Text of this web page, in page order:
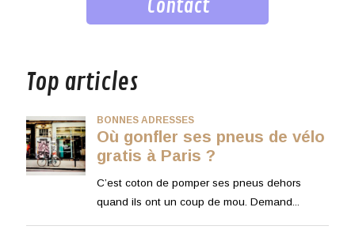
Contact
Top articles